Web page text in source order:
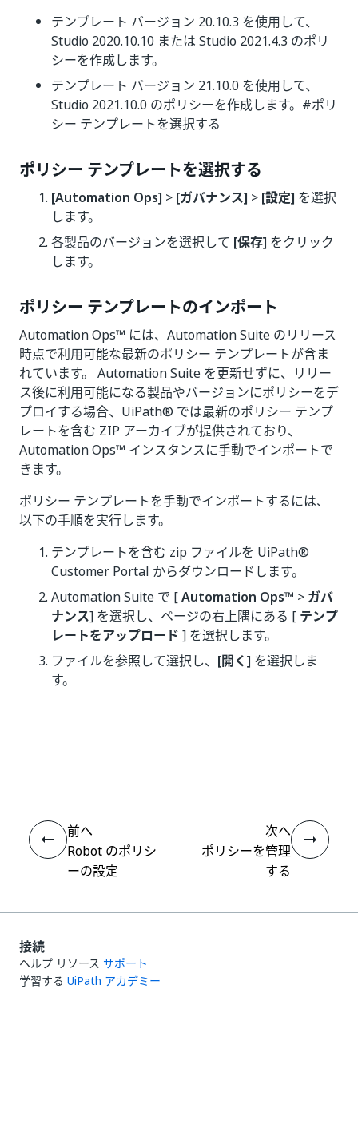
テンプレート バージョン 20.10.3 を使用して、
Studio 2020.10.10 または Studio 2021.4.3 のポリ
シーを作成します。
テンプレート バージョン 21.10.0 を使用して、
Studio 2021.10.0 のポリシーを作成します。#ポリ
シー テンプレートを選択する
ポリシー テンプレートを選択する
[Automation Ops] > [ガバナンス] > [設定] を選択
します。
各製品のバージョンを選択して [保存] をクリック
します。
ポリシー テンプレートのインポート
Automation Ops™ には、Automation Suite のリリース
時点で利用可能な最新のポリシー テンプレートが含ま
れています。 Automation Suite を更新せずに、リリー
ス後に利用可能になる製品やバージョンにポリシーをデ
プロイする場合、UiPath® では最新のポリシー テンプ
レートを含む ZIP アーカイブが提供されており、
Automation Ops™ インスタンスに手動でインポートで
きます。
ポリシー テンプレートを手動でインポートするには、
以下の手順を実行します。
テンプレートを含む zip ファイルを UiPath®
Customer Portal からダウンロードします。
Automation Suite で [Automation Ops™ > ガバ
ナンス] を選択し、ページの右上隅にある [ テンプ
レートをアップロード ] を選択します。
ファイルを参照して選択し、 [開く] を選択しま
す。
前へ
Robot のポリシ
ーの設定
次へ
ポリシーを管理
する
接続
ヘルプ リソース サポート
学習する UiPath アカデミー